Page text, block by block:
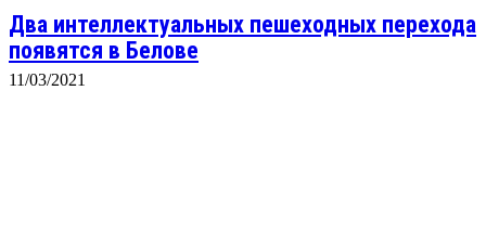
Два интеллектуальных пешеходных перехода
появятся в Белове
11/03/2021